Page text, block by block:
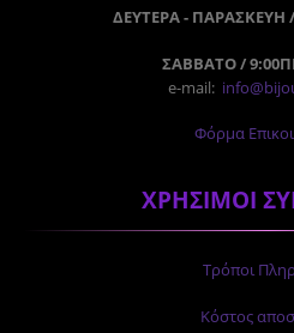
ΔΕΥΤΕΡΑ - ΠΑΡΑΣΚΕΥΗ
ΣΑΒΒΑΤΟ /
e-mail:
Φόρμα
ΧΡΗΣΙΜΟΙ
Τρόποι
Κόστος